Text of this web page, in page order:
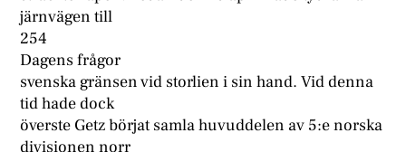
järnvägen till
254
Dagens frågor
svenska gränsen vid storlien i sin hand. Vid denna
tid hade dock
överste Getz börjat samla huvuddelen av 5:e norska
divisionen norr